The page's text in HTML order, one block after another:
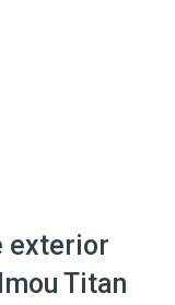
exterior
Titan